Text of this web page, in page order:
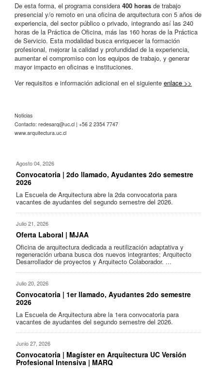
De esta forma, el programa considera 400 horas de trabajo
presencial y/o remoto en una oficina de arquitectura con 5 años de
experiencia, del sector público o privado, integrando así las 240
horas de la Práctica de Oficina, más las 160 horas de la Práctica
de Servicio. Esta modalidad busca enriquecer la formación
profesional, mejorar la calidad y profundidad de la experiencia,
aumentar el compromiso con los equipos de trabajo, y generar
mayor impacto en oficinas e instituciones.
Ver requisitos e información adicional en el siguiente enlace >>
Noticias
Contacto: redesarq@uc.cl | +56 2 2354 7747
www.arquitectura.uc.cl
Agosto 04, 2026
Convocatoria | 2do llamado, Ayudantes 2do semestre
2026
La Escuela de Arquitectura abre la 2da convocatoria para
vacantes de ayudantes del segundo semestre del 2026.
Julio 21, 2026
Oferta Laboral | MJAA
Oficina de arquitectura dedicada a reutilización adaptativa y
regeneración urbana busca dos nuevos integrantes; Arquitecto
Desarrollador de proyectos y Arquitecto Colaborador. ...
Julio 20, 2026
Convocatoria | 1er llamado, Ayudantes 2do semestre
2026
La Escuela de Arquitectura abre la 1era convocatoria para
vacantes de ayudantes del segundo semestre del 2026.
Junio 27, 2026
Convocatoria | Magíster en Arquitectura UC Versión
Profesional Intensiva | MARQ